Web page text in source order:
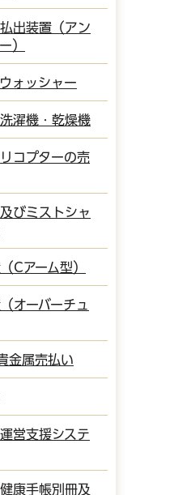
出装置（アン
）
ォッシャー
濯機・乾燥機
コプターの売
びミストシャ
Cアーム型）
オーバーチュ
金属売払い
営支援システ
康手帳別冊及